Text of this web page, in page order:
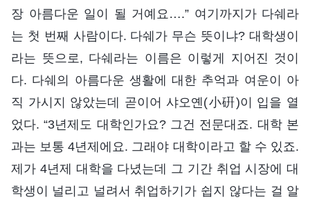
장 아름다운 일이 될 거예요….” 여기까지가 다쉐라
는 첫 번째 사람이다. 다쉐가 무슨 뜻이냐? 대학생이
라는 뜻으로, 다쉐라는 이름은 이렇게 지어진 것이
다. 다쉐의 아름다운 생활에 대한 추억과 여운이 아
직 가시지 않았는데 곧이어 샤오옌(小硏)이 입을 열
었다. “3년제도 대학인가요? 그건 전문대죠. 대학 본
과는 보통 4년제에요. 그래야 대학이라고 할 수 있죠.
제가 4년제 대학을 다녔는데 그 기간 취업 시장에 대
학생이 널리고 널려서 취업하기가 쉽지 않다는 걸 알